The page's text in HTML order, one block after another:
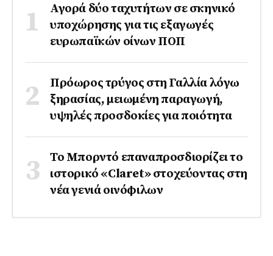
Αγορά δύο ταχυτήτων σε σκηνικό
υποχώρησης για τις εξαγωγές
ευρωπαϊκών οίνων ΠΟΠ
Πρόωρος τρύγος στη Γαλλία λόγω
ξηρασίας, μειωμένη παραγωγή,
υψηλές προσδοκίες για ποιότητα
Το Μπορντό επαναπροσδιορίζει το
ιστορικό «Claret» στοχεύοντας στη
νέα γενιά οινόφιλων